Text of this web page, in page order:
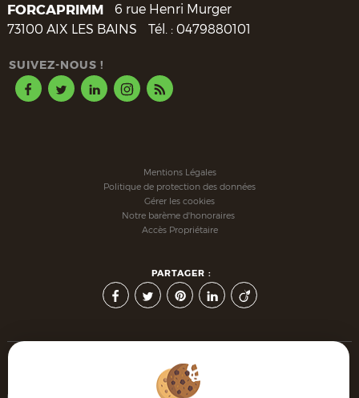
FORCAPRIMM
6 rue Henri Murger
73100 AIX LES BAINS Tél. : 0479880101
SUIVEZ-NOUS !
Mentions Légales
Politique de protection des données
Gérer les cookies
Notre barème d'honoraires
Accès Propriétaire
PARTAGER :
Afin de vous offrir un confort de lecture permanent, depuis